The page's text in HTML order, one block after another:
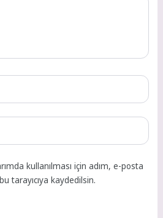
kullanılması için adım, e-posta
tarayıcıya kaydedilsin.